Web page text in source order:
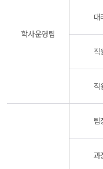
학사운영팀
대
직
직
팀
과